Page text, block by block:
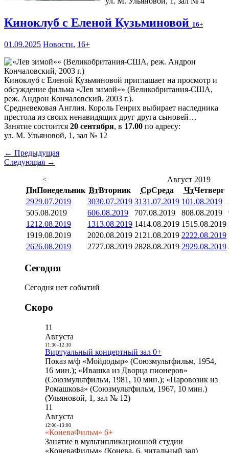
Киноклуб с Еленой Кузьминовой 16+
01.09.2025 Новости, 16+
Киноклуб с Еленой Кузьминовой приглашает на просмотр и
обсуждение фильма «Лев зимой»» (Великобритания-США,
реж. Андрон Кончаловский, 2003 г.).
Средневековая Англия. Король Генрих выбирает наследника
престола из своих ненавидящих друг друга сыновей…
Занятие состоится 20 сентября, в 17.00 по адресу:
ул. М. Ульяновой, 1, зал № 12
← Предыдущая
Следующая →
<
Август 2019
ПнПонедельник ВтВторник СрСреда ЧтЧетверг
2929.07.2019 3030.07.2019 3131.07.2019 101.08.2019
505.08.2019 606.08.2019 707.08.2019 808.08.2019
1212.08.2019 1313.08.2019 1414.08.2019 1515.08.2019
1919.08.2019 2020.08.2019 21 21.08.2019 2222.08.2019
2626.08.2019 2727.08.2019 2828.08.2019 2929.08.2019
Сегодня
Сегодня нет событий
Скоро
11
Августа
11:30- 12:30
Виртуальный концертный зал 0+
Показ м/ф «Мойдодыр» (Союзмультфильм, 1954,
16 мин.); «Ивашка из Дворца пионеров»
(Союзмультфильм, 1981, 10 мин.); «Паровозик из
Ромашкова» (Союзмультфильм, 1967, 10 мин.)
(Ульяновой, 1, зал № 12)
11
Августа
12:00- 13:00
«КоневаФильм» 6+
Занятие в мультипликационной студии
«КоневаФильм» (Конева, 6, читальный зал)